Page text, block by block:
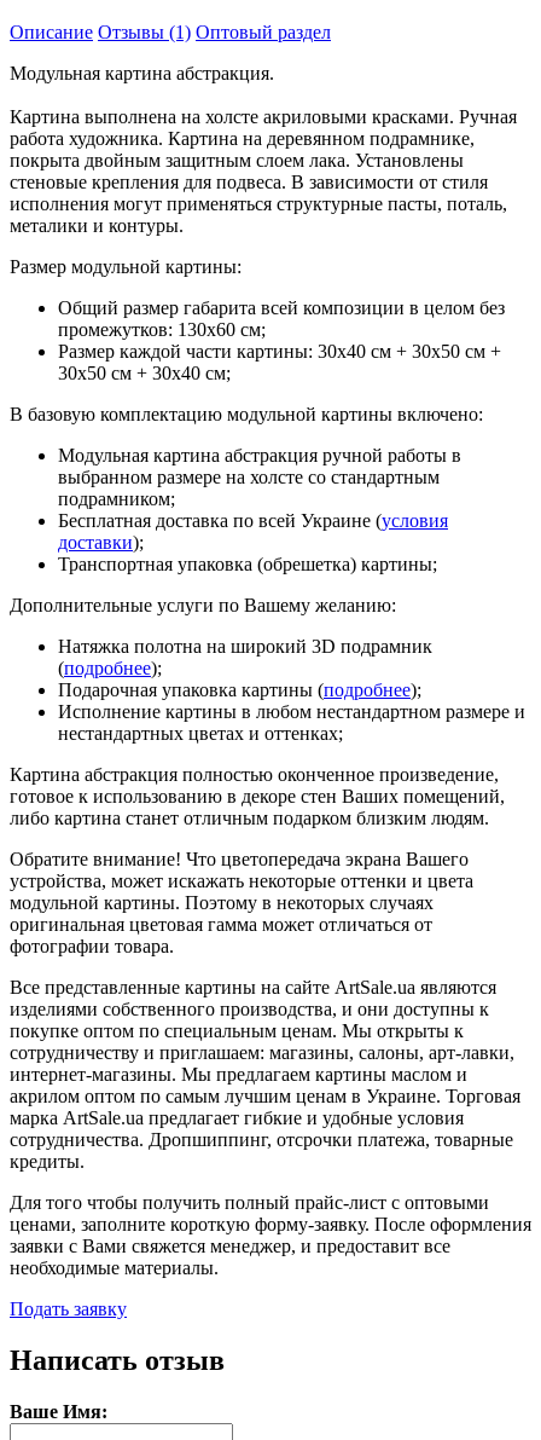
Описание Отзывы (1) Оптовый раздел
Модульная картина абстракция.
Картина выполнена на холсте акриловыми красками. Ручная
работа художника. Картина на деревянном подрамнике,
покрыта двойным защитным слоем лака. Установлены
стеновые крепления для подвеса. В зависимости от стиля
исполнения могут применяться структурные пасты, поталь,
металики и контуры.
Размер модульной картины:
Общий размер габарита всей композиции в целом без
промежутков: 130х60 см;
Размер каждой части картины: 30х40 см + 30х50 см +
30х50 см + 30х40 см;
В базовую комплектацию модульной картины включено:
Модульная картина абстракция ручной работы в
выбранном размере на холсте со стандартным
подрамником;
Бесплатная доставка по всей Украине (условия
доставки);
Транспортная упаковка (обрешетка) картины;
Дополнительные услуги по Вашему желанию:
Натяжка полотна на широкий 3D подрамник
(подробнее);
Подарочная упаковка картины (подробнее);
Исполнение картины в любом нестандартном размере и
нестандартных цветах и оттенках;
Картина абстракция полностью оконченное произведение,
готовое к использованию в декоре стен Ваших помещений,
либо картина станет отличным подарком близким людям.
Обратите внимание! Что цветопередача экрана Вашего
устройства, может искажать некоторые оттенки и цвета
модульной картины. Поэтому в некоторых случаях
оригинальная цветовая гамма может отличаться от
фотографии товара.
Все представленные картины на сайте ArtSale.ua являются
изделиями собственного производства, и они доступны к
покупке оптом по специальным ценам. Мы открыты к
сотрудничеству и приглашаем: магазины, салоны, арт-лавки,
интернет-магазины. Мы предлагаем картины маслом и
акрилом оптом по самым лучшим ценам в Украине. Торговая
марка ArtSale.ua предлагает гибкие и удобные условия
сотрудничества. Дропшиппинг, отсрочки платежа, товарные
кредиты.
Для того чтобы получить полный прайс-лист с оптовыми
ценами, заполните короткую форму-заявку. После оформления
заявки с Вами свяжется менеджер, и предоставит все
необходимые материалы.
Подать заявку
Написать отзыв
Ваше Имя: